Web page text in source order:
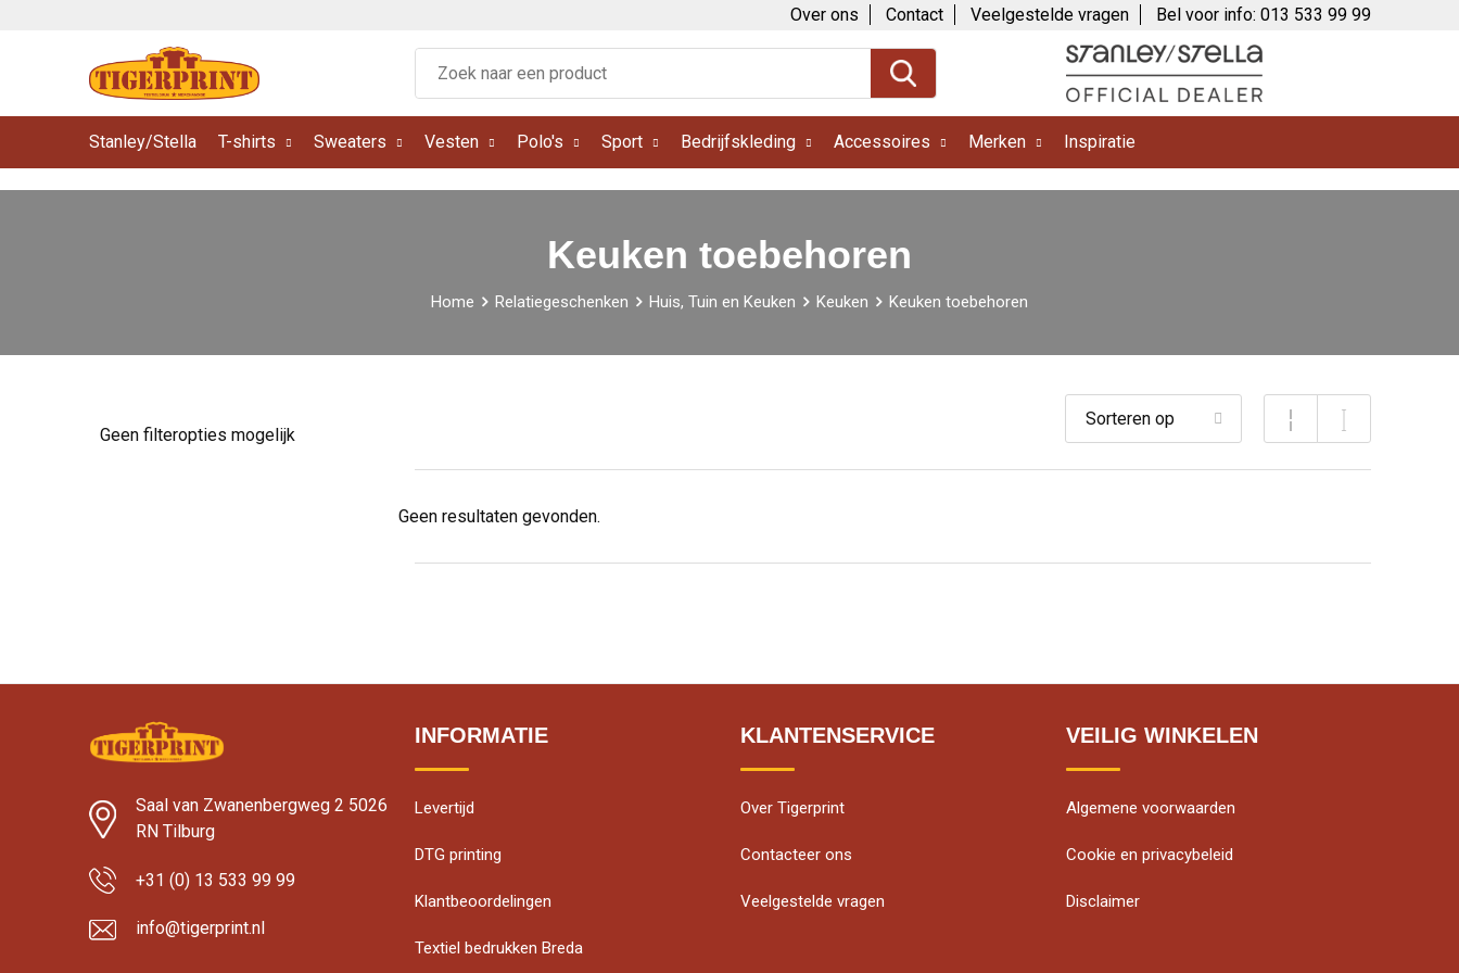
Over ons Contact Veelgestelde vragen Bel voor info: 013 533 99 99
Stanley/Stella T-shirts Sweaters Vesten Polo's Sport Bedrijfskleding Accessoires Merken Inspiratie
Keuken toebehoren
Home Relatiegeschenken Huis, Tuin en Keuken Keuken Keuken toebehoren
Geen filteropties mogelijk
Geen resultaten gevonden.
Saal van Zwanenbergweg 2 5026
RN Tilburg
+31 (0) 13 533 99 99
info@tigerprint.nl
INFORMATIE
Levertijd
DTG printing
Klantbeoordelingen
Textiel bedrukken Breda
KLANTENSERVICE
Over Tigerprint
Contacteer ons
Veelgestelde vragen
VEILIG WINKELEN
Algemene voorwaarden
Cookie en privacybeleid
Disclaimer